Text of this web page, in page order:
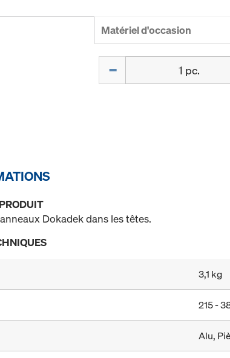
Matériel d'occasion
Dokadek dans les têtes.
3,1 kg
215 -
Alu,